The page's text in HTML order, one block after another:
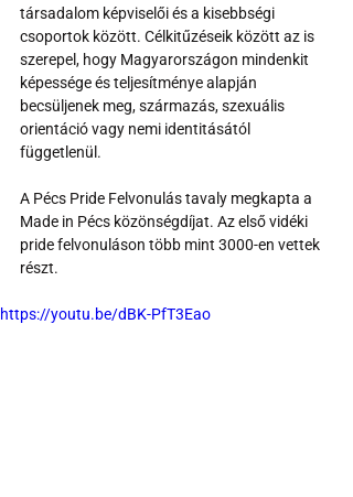
társadalom képviselői és a kisebbségi
csoportok között. Célkitűzéseik között az is
szerepel, hogy Magyarországon mindenkit
képessége és teljesítménye alapján
becsüljenek meg, származás, szexuális
orientáció vagy nemi identitásától
függetlenül.
A Pécs Pride Felvonulás tavaly megkapta a
Made in Pécs közönségdíjat. Az első vidéki
pride felvonuláson több mint 3000-en vettek
részt.
https://youtu.be/dBK-PfT3Eao